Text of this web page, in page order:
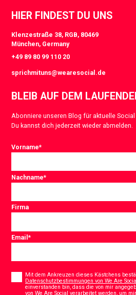
HIER FINDEST DU UNS
Klenzestraße 38, RGB, 80469
München, Germany
+49 89 80 99 110 20
sprichmituns@wearesocial.de
BLEIB AUF DEM
Abonniere unseren Blog für aktuelle Social
Du kannst dich jederzeit wieder abmelden.
Vorname*
Nachname*
Firma
Email*
Mit dem Ankreuzen dieses Kästchens
Datenschutzbestimmungen von We Are
einverstanden bin, dass die von mir
von We Are Social verarbeitet werden, um